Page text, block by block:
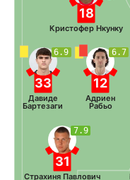
7.9
31
Страхиня Павлович
6.9
33
Давиде
Бартезаги
6.7
12
Адриен
Рабьо
18
Кристофер Нкунку